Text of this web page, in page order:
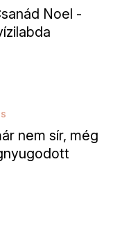
Noel -
nem sír, még